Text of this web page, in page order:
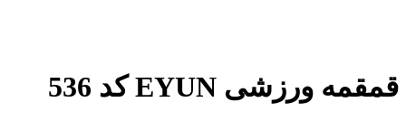
قمقمه ورزشی EYUN کد 536